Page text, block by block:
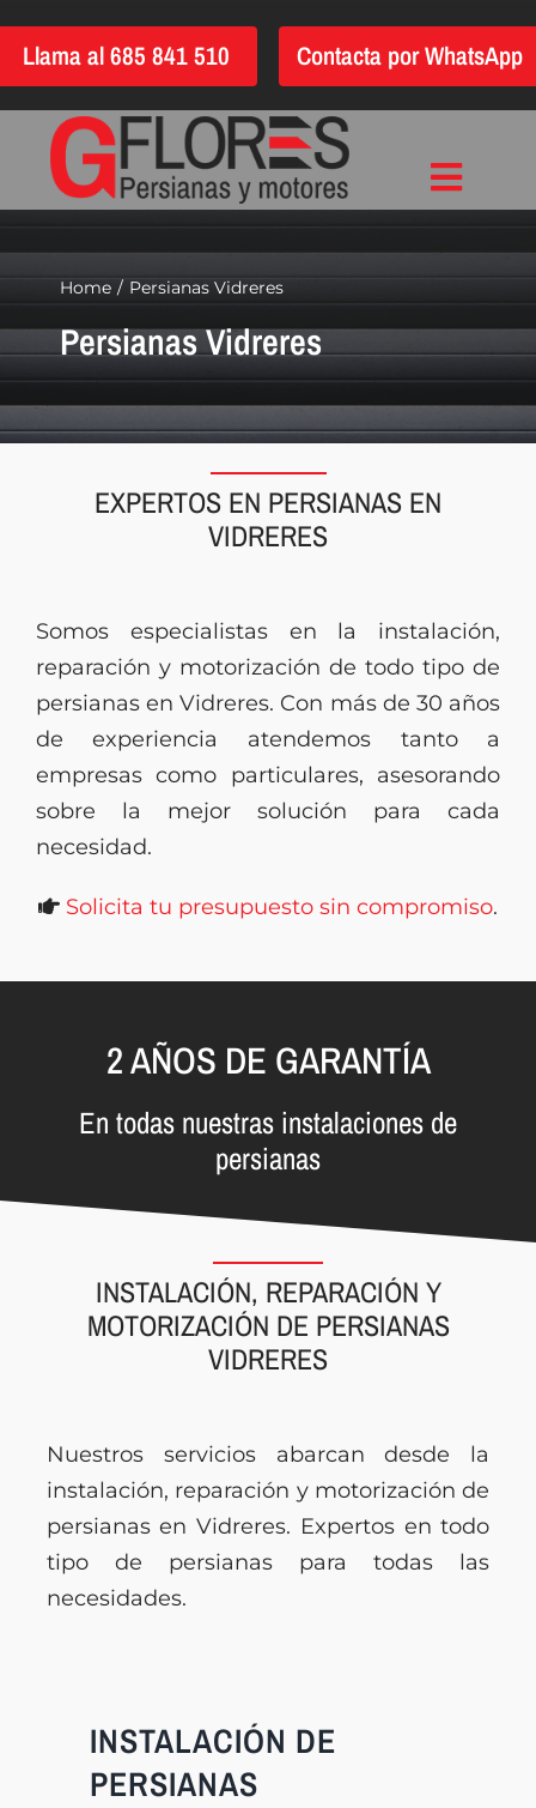
contenido
Llama al 685 841 510 Contacta por WhatsApp
Toggle
Instalación
Reparación
Motorización
Automatización
Home Persianas Vidreres
Persianas Vidreres
EXPERTOS EN PERSIANAS EN
VIDRERES
Somos especialistas en la instalación,
reparación y motorización de todo tipo de
persianas en Vidreres. Con más de 30 años
de experiencia atendemos tanto a
empresas como particulares, asesorando
sobre la mejor solución para cada
necesidad.
Solicita tu presupuesto sin compromiso.
2 AÑOS DE GARANTÍA
En todas nuestras instalaciones de
persianas
INSTALACIÓN, REPARACIÓN Y
MOTORIZACIÓN DE PERSIANAS
VIDRERES
Nuestros servicios abarcan desde la
instalación, reparación y motorización de
persianas en Vidreres. Expertos en todo
tipo de persianas para todas las
necesidades.
INSTALACIÓN DE
PERSIANAS